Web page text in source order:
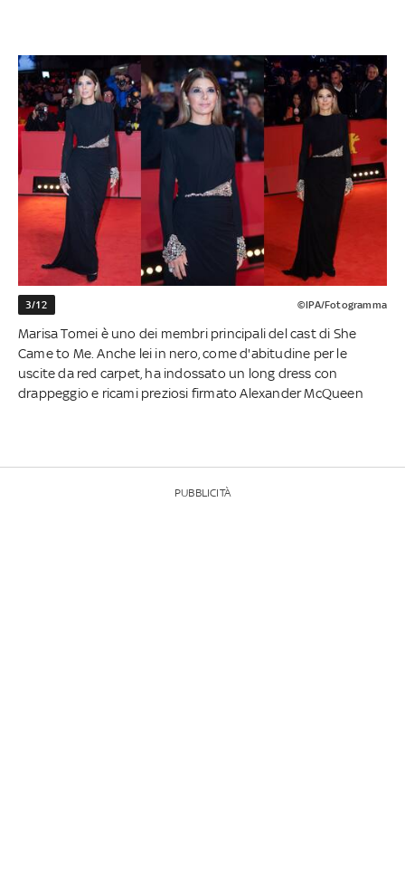
3/12 ©IPA/Fotogramma
Marisa Tomei è uno dei membri principali del cast di She
Came to Me. Anche lei in nero, come d'abitudine per le
uscite da red carpet, ha indossato un long dress con
drappeggio e ricami preziosi firmato Alexander McQueen
PUBBLICITÀ